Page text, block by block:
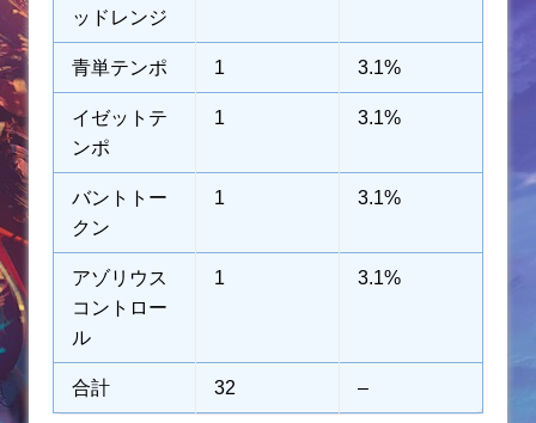
ッドレンジ
青単テンポ 1 3.1%
イゼットテ
ンポ
1 3.1%
バントトー
クン
1 3.1%
アゾリウス
コントロー
ル
1 3.1%
合計 32 –